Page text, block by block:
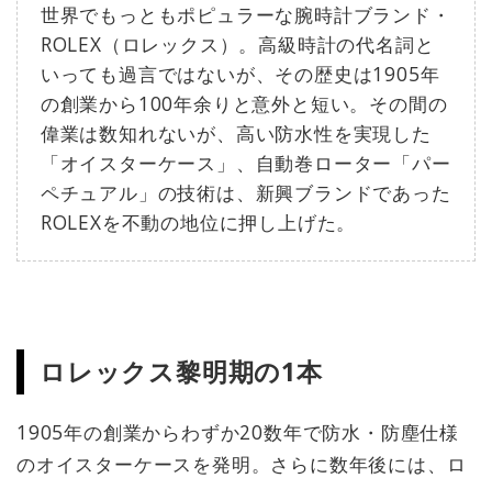
世界でもっともポピュラーな腕時計ブランド・
ROLEX（ロレックス）。高級時計の代名詞と
いっても過言ではないが、その歴史は1905年
の創業から100年余りと意外と短い。その間の
偉業は数知れないが、高い防水性を実現した
「オイスターケース」、自動巻ローター「パー
ペチュアル」の技術は、新興ブランドであった
ROLEXを不動の地位に押し上げた。
ロレックス黎明期の1本
1905年の創業からわずか20数年で防水・防塵仕様
のオイスターケースを発明。さらに数年後には、ロ